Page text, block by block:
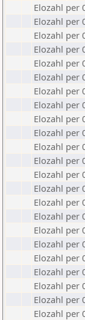
Elozahl per
Elozahl per
Elozahl per
Elozahl per
Elozahl per
Elozahl per
Elozahl per
Elozahl per
Elozahl per
Elozahl per
Elozahl per
Elozahl per
Elozahl per
Elozahl per
Elozahl per
Elozahl per
Elozahl per
Elozahl per
Elozahl per
Elozahl per
Elozahl per
Elozahl per
Elozahl per